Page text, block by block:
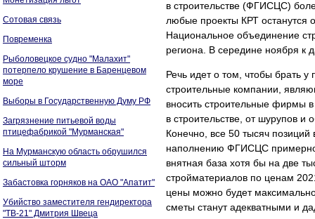
Сотовая связь
Повременка
Рыболовецкое судно "Малахит"
потерпело крушение в Баренцевом
море
Выборы в Государственную Думу РФ
Загрязнение питьевой воды
птицефабрикой "Мурманская"
На Мурманскую область обрушился
сильный шторм
Забастовка горняков на ОАО "Апатит"
Убийство заместителя гендиректора
"ТВ-21" Дмитрия Швеца
в строительстве (ФГИСЦС)
любые проекты КРТ останутся
Национальное объединение
региона. В середине ноября
Речь идет о том, чтобы брать
строительные компании,
вносить строительные фирмы
в строительстве, от шурупов и
Конечно, все 50 тысяч
наполнению ФГИСЦС примерно
внятная база хотя бы на две
стройматериалов по ценам
цены можно будет
сметы станут адекватными и